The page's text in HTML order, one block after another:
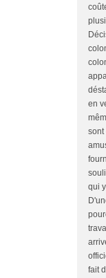
en
sont
qui
fait